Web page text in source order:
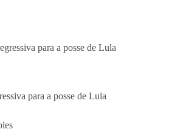
para a posse de Lula